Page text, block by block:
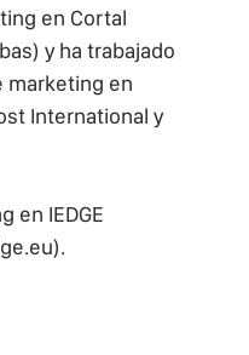
en Cortal
y ha trabajado
marketing en
International y
en IEDGE